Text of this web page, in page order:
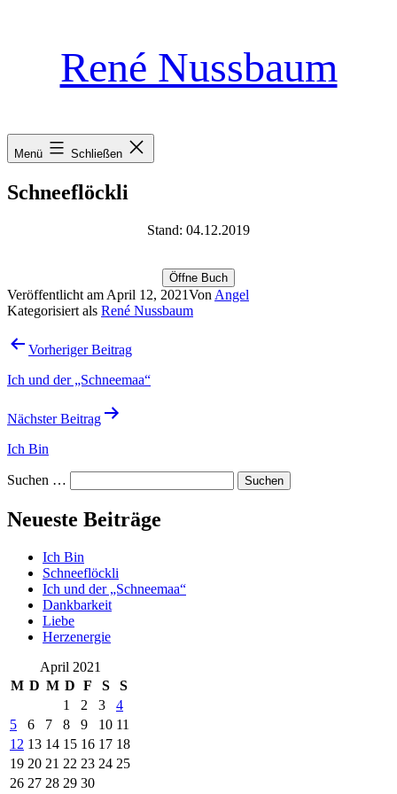
René Nussbaum
Menü Schließen
Schneeflöckli
Stand: 04.12.2019
Öffne Buch
Veröffentlicht am April 12, 2021Von Angel
Kategorisiert als René Nussbaum
Beitragsnavigation
Vorheriger Beitrag
Ich und der „Schneemaa“
Nächster Beitrag
Ich Bin
Suchen …
Neueste Beiträge
Ich Bin
Schneeflöckli
Ich und der „Schneemaa“
Dankbarkeit
Liebe
Herzenergie
April 2021
M D M D F S
S
1
2 3
4
5
6 7 8 9 10 11
12 13 14 15 16 17 18
19 20 21 22 23 24 25
26 27 28 29 30